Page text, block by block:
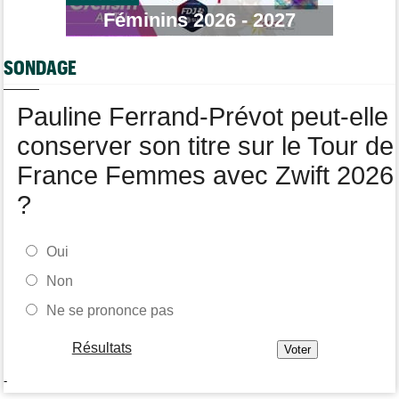
Un Allemand de la Visma victime d'une fracture pour la 2e fois
en 2 mois !
Blessé, le Belge Toon Aerts, a mis un terme à sa saison 2026
Niedermaier : "On savait que Kasia pouvait suivre Demi"
Féminins 2026 - 2027
SONDAGE
Pauline Ferrand-Prévot peut-elle
conserver son titre sur le Tour de
France Femmes avec Zwift 2026
?
Oui
Non
Ne se prononce pas
Résultats
-